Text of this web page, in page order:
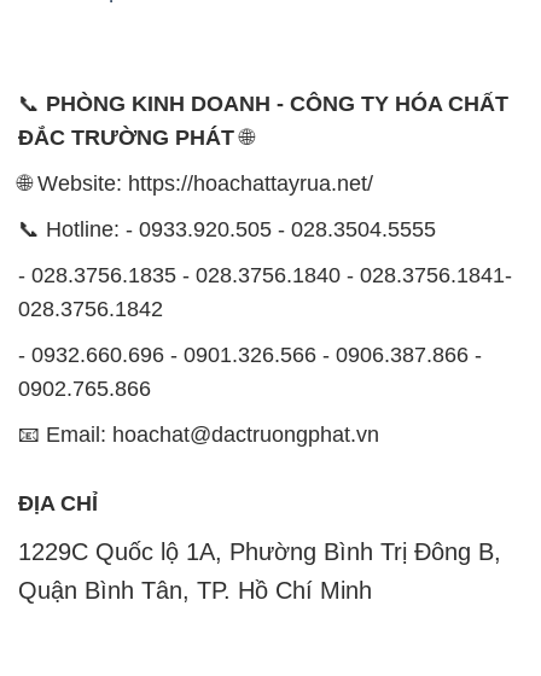
📞 PHÒNG KINH DOANH - CÔNG TY HÓA CHẤT
ĐẮC TRƯỜNG PHÁT🌐
🌐 Website: https://hoachattayrua.net/
📞 Hotline: - 0933.920.505 - 028.3504.5555
- 028.3756.1835 - 028.3756.1840 - 028.3756.1841-
028.3756.1842
- 0932.660.696 - 0901.326.566 - 0906.387.866 -
0902.765.866
📧 Email: hoachat@dactruongphat.vn
ĐỊA CHỈ
1229C Quốc lộ 1A, Phường Bình Trị Đông B,
Quận Bình Tân, TP. Hồ Chí Minh